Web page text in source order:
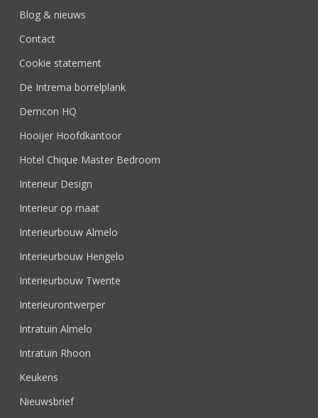
Blog & nieuws
Contact
Cookie statement
De Intrema borrelplank
Demcon HQ
Hooijer Hoofdkantoor
Hotel Chique Master Bedroom
Interieur Design
Interieur op maat
Interieurbouw Almelo
Interieurbouw Hengelo
Interieurbouw Twente
Interieurontwerper
Intratuin Almelo
Intratuin Rhoon
Keukens
Nieuwsbrief